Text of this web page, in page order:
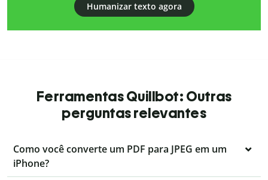
Humanizar texto agora
Ferramentas Quillbot: Outras
perguntas relevantes
Como você converte um PDF para JPEG em um
iPhone?